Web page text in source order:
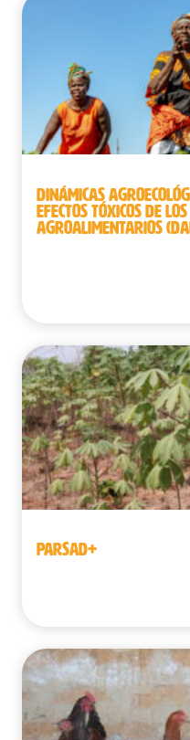
DINÁMICAS
EFECTOS TÓXICOS DE
AGROALIMENTARIOS
PARSAD+